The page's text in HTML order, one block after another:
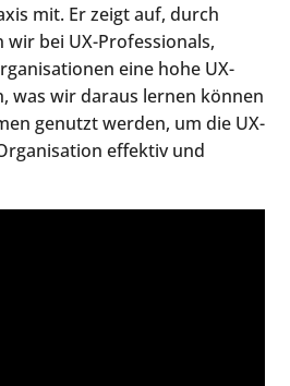
mit. Er zeigt auf, durch
wir bei UX-Professionals,
eine hohe UX-
was wir daraus lernen können
genutzt werden, um die UX-
effektiv und